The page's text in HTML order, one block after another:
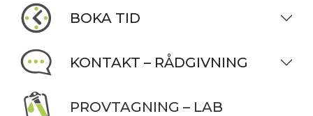
BOKA TID
KONTAKT – RÅDGIVNING
PROVTAGNING – LAB